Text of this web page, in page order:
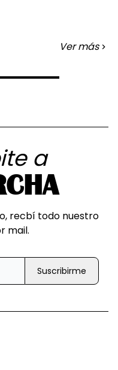
Ver más
a
recbí todo nuestro
mail.
Suscribirme